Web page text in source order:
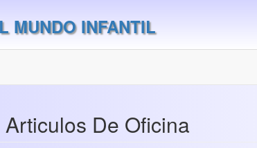
MUNDO INFANTIL
De Oficina